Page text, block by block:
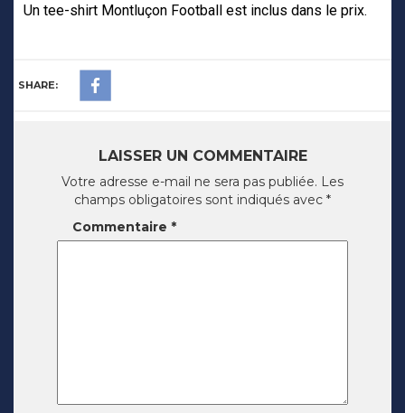
Un tee-shirt Montluçon Football est inclus dans le prix.
SHARE:
LAISSER UN COMMENTAIRE
Votre adresse e-mail ne sera pas publiée. Les
champs obligatoires sont indiqués avec *
Commentaire *